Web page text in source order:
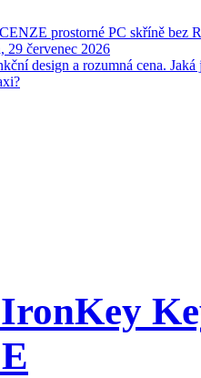
prostorné PC skříně bez
29 červenec 2026
design a rozumná cena. Jaká